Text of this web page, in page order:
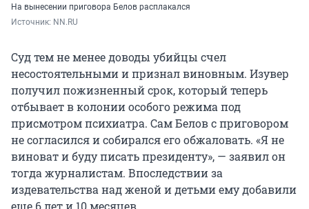
На вынесении приговора Белов расплакался
Источник: NN.RU
Суд тем не менее доводы убийцы счел
несостоятельными и признал виновным. Изувер
получил пожизненный срок, который теперь
отбывает в колонии особого режима под
присмотром психиатра. Сам Белов с приговором
не согласился и собирался его обжаловать. «Я не
виноват и буду писать президенту», — заявил он
тогда журналистам. Впоследствии за
издевательства над женой и детьми ему добавили
еще 6 лет и 10 месяцев.